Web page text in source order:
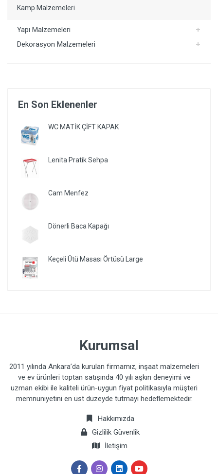
Kamp Malzemeleri
Yapı Malzemeleri
Dekorasyon Malzemeleri
En Son Eklenenler
WC MATİK ÇİFT KAPAK
Lenita Pratik Sehpa
Cam Menfez
Dönerli Baca Kapağı
Keçeli Ütü Masası Örtüsü Large
Kurumsal
2011 yılında Ankara’da kurulan firmamız, inşaat malzemeleri
ve ev ürünleri toptan satışında 40 yılı aşkın deneyimi ve
uzman ekibi ile kaliteli ürün-uygun fiyat politikasıyla müşteri
memnuniyetini en üst düzeyde tutmayı hedeflemektedir.
Hakkımızda
Gizlilik Güvenlik
İletişim